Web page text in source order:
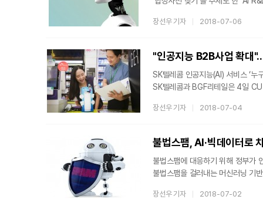
선별하는 방식으로 기술력을 겨룬
기술을 선제적으로 개발, AI로 인
장선우 기자 2018-07-06
"인공지능 B2B사업 확대
SK텔레콤 인공지능(AI) 서비스 ‘누
SK텔레콤과 BGF리테일은 4일
대답하게 된다. 매장 근무자가 편의점 운영 과정에서 궁금한 사항이 발생하면 본사에 직접 문의하거나
찾아 답변하게 된다. 서비스 적용으
장선우 기자 2018-07-04
불법스팸, AI·빅데이터로
불법스팸에 대응하기 위해 정부가
불법스팸을 걸러내는 머신러닝 기
2015년 1828만건에서 지난해
장선우 기자 2018-07-02